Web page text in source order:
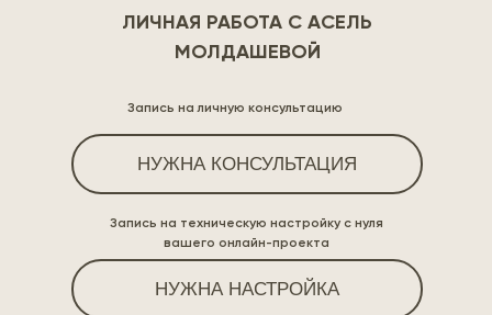
НУЖНА КОНСУЛЬТАЦИЯ
Запись на личную консультацию
НУЖНА НАСТРОЙКА
Запись на техническую настройку с нуля
вашего онлайн-проекта
ЛИЧНАЯ РАБОТА С АСЕЛЬ
МОЛДАШЕВОЙ